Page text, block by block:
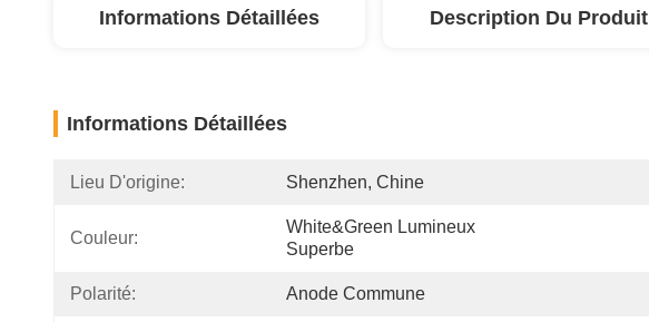
Informations Détaillées Description Du Produit
Informations Détaillées
Lieu D'origine: Shenzhen, Chine
Couleur:
White&Green Lumineux
Superbe
Polarité: Anode Commune